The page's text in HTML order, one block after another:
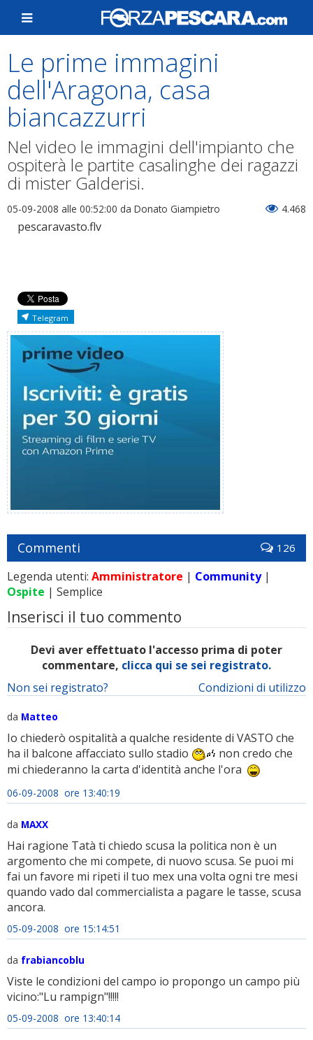
Le prime immagini
dell'Aragona, casa
biancazzurri
Nel video le immagini dell'impianto che
ospiterà le partite casalinghe dei ragazzi
di mister Galderisi.
05-09-2008 alle 00:52:00 da Donato Giampietro 4.468
pescaravasto.flv
Telegram
Commenti 126
Legenda utenti: Amministratore | Community|
Ospite | Semplice
Inserisci il tuo commento
Devi aver effettuato l'accesso prima di poter
commentare, clicca qui se sei registrato.
Condizioni di utilizzo
Non sei registrato?
da Matteo
Io chiederò ospitalità a qualche residente di VASTO che
ha il balcone affacciato sullo stadio
non credo che
mi chiederanno la carta d'identità anche l'ora
06-09-2008 ore 13:40:19
da MAXX
Hai ragione Tatà ti chiedo scusa la politica non è un
argomento che mi compete, di nuovo scusa. Se puoi mi
fai un favore mi ripeti il tuo mex una volta ogni tre mesi
quando vado dal commercialista a pagare le tasse, scusa
ancora.
05-09-2008 ore 15:14:51
da frabiancoblu
Viste le condizioni del campo io propongo un campo più
vicino:"Lu rampign"!!!!!
05-09-2008 ore 13:40:14